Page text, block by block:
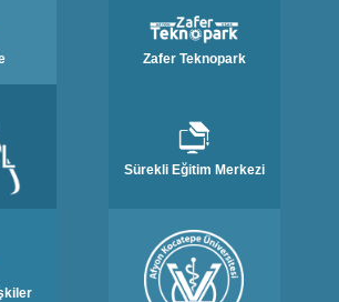
Zafer Teknopark
Sürekli Eğitim Merkezi